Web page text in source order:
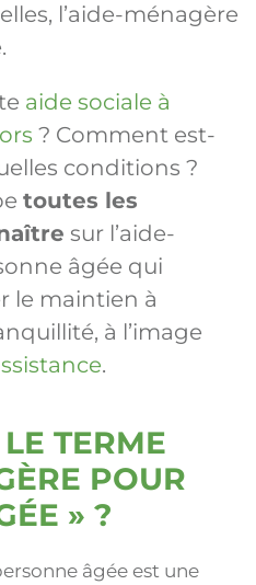
l’aide-ménagère
aide sociale à
? Comment est-
conditions ?
toutes les
sur l’aide-
âgée qui
le maintien à
à l’image
.
TERME
POUR
» ?
âgée est une